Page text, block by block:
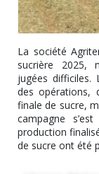
La société
sucrière 2025,
jugées difficiles.
des opérations,
finale de sucre,
campagne
production
de sucre ont été